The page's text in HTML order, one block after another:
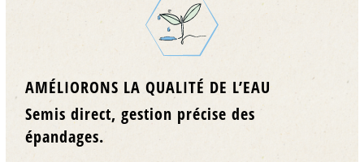
AMÉLIORONS LA QUALITÉ DE L’EAU
Semis direct, gestion précise des
épandages.